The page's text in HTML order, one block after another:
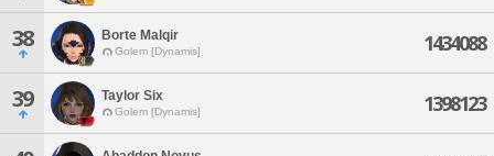
38 Borte Malqir
Golem [Dynamis] 1434088
39 Taylor Six
Golem [Dynamis] 1398123